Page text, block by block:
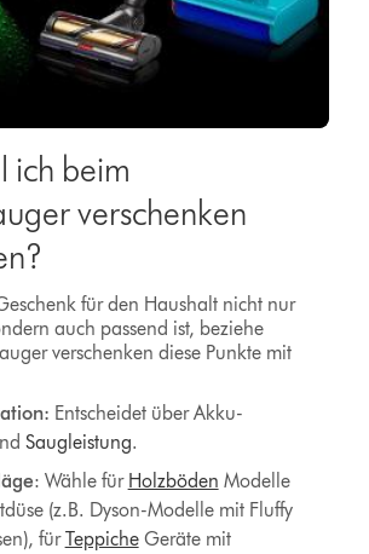
ich beim
verschenken
für den Haushalt nicht nur
auch passend ist, beziehe
verschenken diese Punkte mit
Entscheidet über Akku-
Saugleistung.
: Wähle für Holzböden Modelle
(z.B. Dyson-Modelle mit Fluffy
fürTeppicheGeräte mit